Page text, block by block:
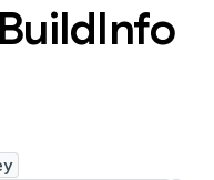
BuildInfo